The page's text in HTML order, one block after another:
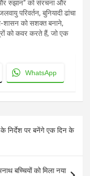
रुझान“ को संरचना और
परिवर्तन, बुनियादी ढांचा
शासन को सशक्त बनाने,
को कवर करते हैं, जो एक
WhatsApp
के निर्देश पर बनेंगे एक दिन के
बच्चियों को मिला नया